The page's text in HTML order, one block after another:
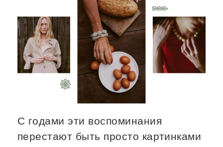
С годами эти воспоминания
перестают быть просто картинками